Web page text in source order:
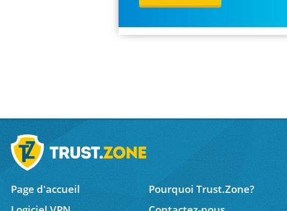
Page d'accueil
Pourquoi Trust.Zone?